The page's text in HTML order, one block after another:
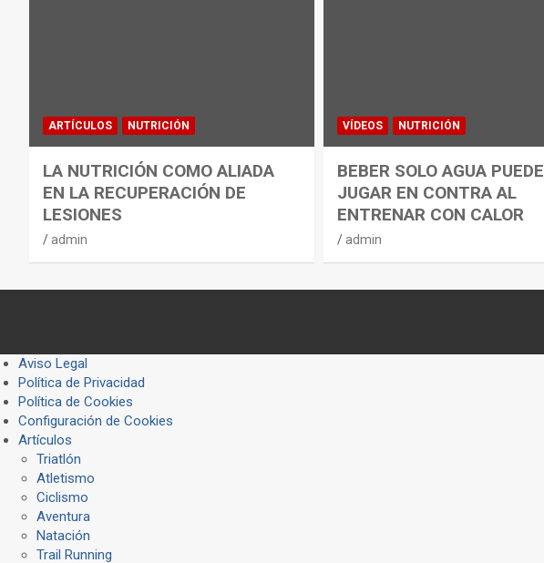
ARTÍCULOS NUTRICIÓN
LA NUTRICIÓN COMO ALIADA
EN LA RECUPERACIÓN DE
LESIONES
admin
VÍDEOS NUTRICIÓN
BEBER SOLO AGUA PUEDE
JUGAR EN CONTRA AL
ENTRENAR CON CALOR
admin
Aviso Legal
Política de Privacidad
Política de Cookies
Configuración de Cookies
Artículos
Triatlón
Atletismo
Ciclismo
Aventura
Natación
Trail Running